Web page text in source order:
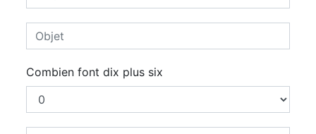
Combien font dix plus six